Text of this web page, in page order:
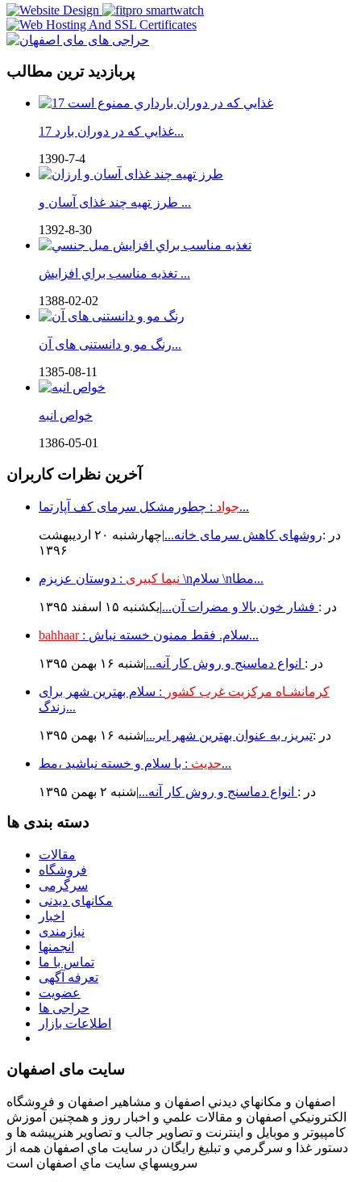
پربازدید ترین مطالب
17 غذايي كه در دوران بارد...
1390-7-4
طرز تهیه چند غذای آسان و ...
1392-8-30
تغذيه مناسب براي افزايش ...
1388-02-02
رنگ مو و دانستنی های آن...
1385-08-11
خواص انبه
1386-05-01
آخرین نظرات کاربران
جواد: چطورمشکل سرمای کف آپارتما...
در :روشهای کاهش سرمای خانه...
|چهارشنبه ۲۰ ارديبهشت
۱۳۹۶
نیما کبیری : دوستان عزیزم \nسلام \nمطا...
در : فشار خون بالا و مضرات آن...|يكشنبه ۱۵ اسفند ۱۳۹۵
bahhaar : سلام. فقط ممنون خسته نباش...
در : انواع دماسنج و روش كار آنه...|شنبه ۱۶ بهمن ۱۳۹۵
کرمانشـاه مرکزیت غرب کشور : سلام بهترین شهر برای
زندگ...
در :تبریز، به عنوان بهترین شهر ایر...|شنبه ۱۶ بهمن ۱۳۹۵
حدیث: با سلام و خسته نباشید ،مط...
در : انواع دماسنج و روش كار آنه...|شنبه ۲ بهمن ۱۳۹۵
دسته بندی ها
مقالات
فروشگاه
سرگرمی
مکانهای دیدنی
اخبار
نیازمندی
انجمنها
تماس با ما
تعرفه آگهی
عضویت
حراجی ها
اطلاعات بازار
سایت مای اصفهان
اصفهان و مكانهاي ديدني اصفهان و مشاهير اصفهان و فروشگاه
الكترونيكي اصفهان و مقالات علمي و اخبار روز و همچنين آموزش
كامپيوتر و موبايل و اينترنت و تصاوير جالب و تصاوير هنرپيشه ها و
دستور غذا و سرگرمي و تبليغ رايگان در سايت ماي اصفهان همه از
سرويسهاي سايت ماي اصفهان است